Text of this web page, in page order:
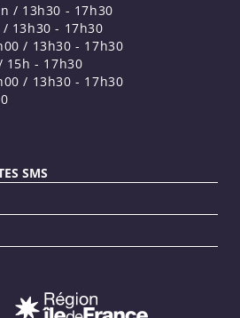
/ 13h30 - 17h30
13h30 - 17h30
/ 13h30 - 17h30
15h - 17h30
/ 13h30 - 17h30
SMS